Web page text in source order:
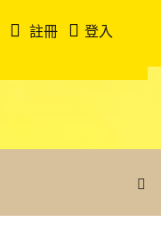
註冊 登入